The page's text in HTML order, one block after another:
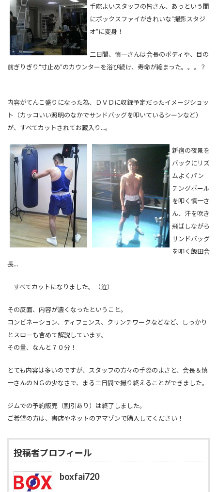
手際よいスタッフの皆さん、あっという間
にボックスファイがきれいな“撮影スタジ
オ”に変身！
二日間、慎一さんは会長のボディや、目の
前ぎりぎり“寸止め”のカウンターを浴び続け、寿命が縮まった。。。？
内容がてんこ盛りになった為、ＤＶＤに収録予定だったイメージショッ
ト（カッコいい照明のなかでサンドバッグを叩いているシーンなど）
が、すべてカットされてお蔵入り…。
新宿の夜景を
バックにリズ
ムよくパン
チングボール
を叩く慎一さ
ん、汗を吹き
飛ばしながら
サンドバッグ
を叩く飯田会
長…
すべてカットになりました。（泣）
その反面、内容が濃くなったということ。
コンビネーション、ディフェンス、クリンチワークなどなど、しっかり
とスローも含めて解説しています。
その量、なんと７０分！
とても内容は多いのですが、スタッフの方々の手際のよさと、会長＆慎
一さんのＮＧの少なさで、まる二日間で撮り終えることができました。
ジムでの予約販売（割引あり）は終了しました。
ご希望の方は、書店やネットのアマゾンで購入してください！
投稿者プロフィール
boxfai720